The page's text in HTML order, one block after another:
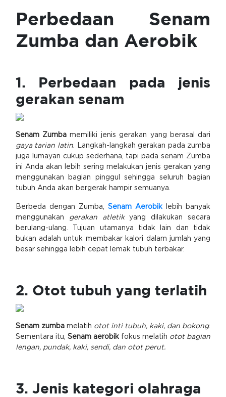
Perbedaan Senam
Zumba dan Aerobik
1. Perbedaan pada jenis
gerakan senam
Senam Zumbamemiliki jenis gerakan yang berasal dari
gaya tarian latin. Langkah-langkah gerakan pada zumba
juga lumayan cukup sederhana, tapi pada senam Zumba
ini Anda akan lebih sering melakukan jenis gerakan yang
menggunakan bagian pinggul sehingga seluruh bagian
tubuh Anda akan bergerak hampir semuanya.
Berbeda dengan Zumba, Senam Aerobik lebih banyak
menggunakan gerakan atletikyang dilakukan secara
berulang-ulang. Tujuan utamanya tidak lain dan tidak
bukan adalah untuk membakar kalori dalam jumlah yang
besar sehingga lebih cepat lemak tubuh terbakar.
2. Otot tubuh yang terlatih
Senam zumbamelatih otot inti tubuh, kaki, dan bokong.
Sementara itu, Senam aerobikfokus melatih otot bagian
lengan, pundak, kaki, sendi, dan otot perut.
3. Jenis kategori olahraga